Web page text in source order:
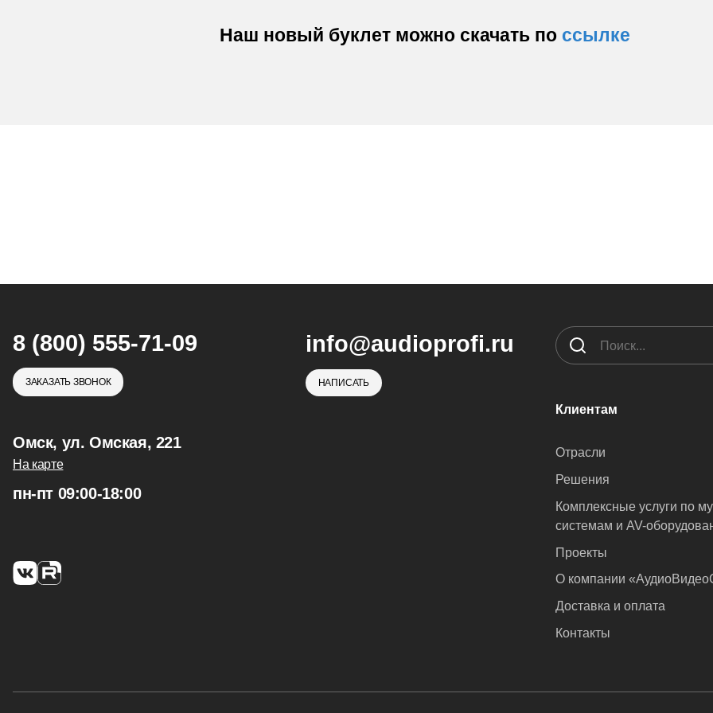
Наш новый буклет можно скачать по ссылке
8 (800) 555-71-09
ЗАКАЗАТЬ ЗВОНОК
info@audioprofi.ru
НАПИСАТЬ
Омск, ул. Омская, 221
На карте
пн-пт 09:00-18:00
Клиентам
Отрасли
Решения
Комплексные услуги по
системам и AV-
Проекты
О компании
Доставка и оплата
Контакты